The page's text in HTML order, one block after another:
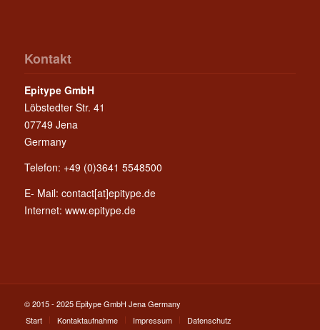
Kontakt
Epitype GmbH
Löbstedter Str. 41
07749 Jena
Germany
Telefon: +49 (0)3641 5548500
E- Mail: contact[at]epitype.de
Internet: www.epitype.de
© 2015 - 2025 Epitype GmbH Jena Germany
Start
Kontaktaufnahme Impressum Datenschutz